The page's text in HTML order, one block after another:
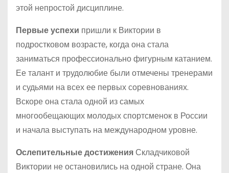
этой непростой дисциплине.
Первые успехи пришли к Виктории в
подростковом возрасте, когда она стала
заниматься профессионально фигурным катанием.
Ее талант и трудолюбие были отмечены тренерами
и судьями на всех ее первых соревнованиях.
Вскоре она стала одной из самых
многообещающих молодых спортсменок в России
и начала выступать на международном уровне.
Ослепительные достиженияСкладчиковой
Виктории не остановились на одной стране. Она